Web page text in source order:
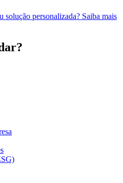
solução personalizada? Saiba mais